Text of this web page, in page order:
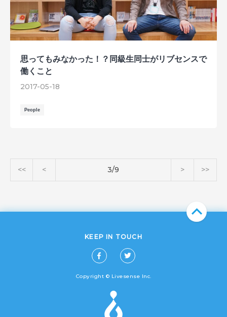
思ってもみなかった！？同級生同士がリブセンスで
働くこと
2017-05-18
People
<< < 3/9 > >>
KEEP IN TOUCH
Copyright © Livesense Inc.